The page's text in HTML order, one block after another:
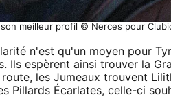
meilleur profil © Nerces pour
n'est qu'un moyen pour
Ils espèrent ainsi trouver la
les Jumeaux trouvent
Pillards Écarlates, celle-ci